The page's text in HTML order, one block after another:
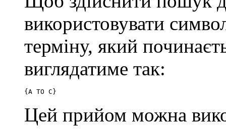
використовувати
терміну, який
виглядатиме так:
{A TO C}
Цей прийом можна